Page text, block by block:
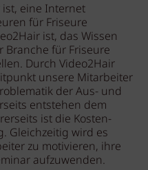
ist, eine Internet
für Friseure
ist, das Wissen
Branche für Friseure
Durch Video2Hair
unsere Mitarbeiter
der Aus- und
entstehen dem
ist die Kosten-
Gleichzeitig wird es
zu motivieren, ihre
aufzuwenden.